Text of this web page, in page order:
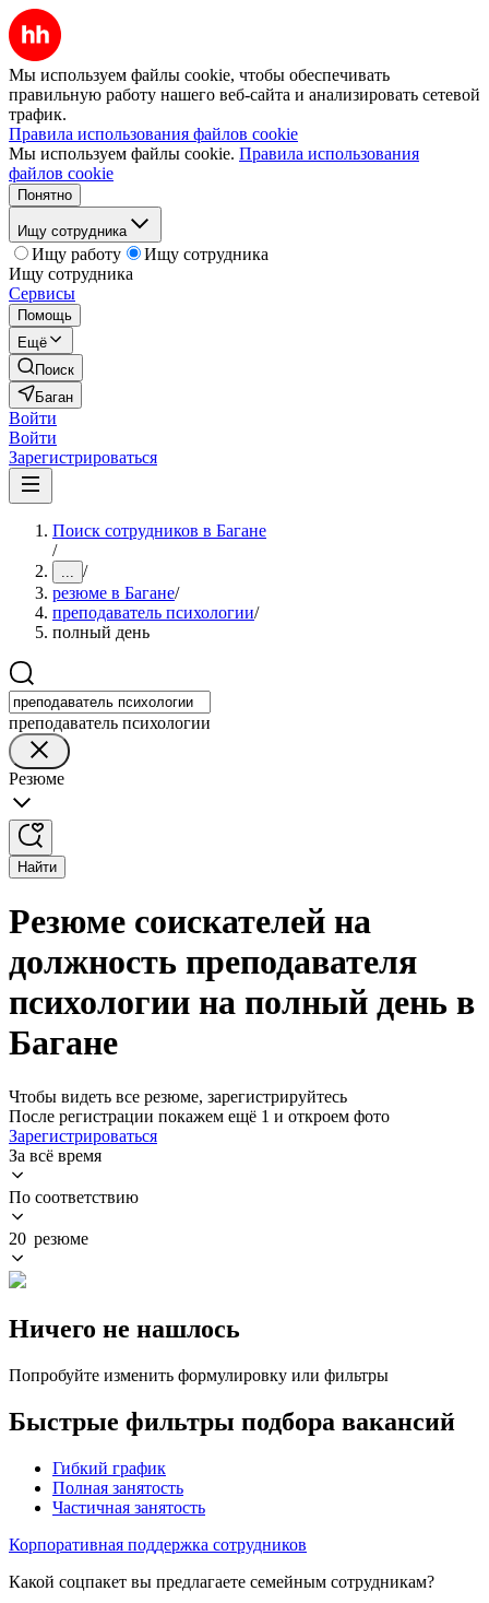
Мы используем файлы cookie, чтобы обеспечивать
правильную работу нашего веб-сайта и анализировать сетевой
трафик.
Правила использования файлов cookie
Мы используем файлы cookie. Правила использования
файлов cookie
Понятно
Ищу сотрудника
Ищу работу
Ищу сотрудника
Ищу сотрудника
Сервисы
Помощь
Ещё
Поиск
Баган
Войти
Войти
Зарегистрироваться
Поиск сотрудников в Багане
/
... /
резюме в Багане/
преподаватель психологии/
полный день
преподаватель психологии
Резюме
Найти
Резюме соискателей на
должность преподавателя
психологии на полный день в
Багане
Чтобы видеть все резюме, зарегистрируйтесь
После регистрации покажем ещё 1 и откроем фото
Зарегистрироваться
За всё время
По соответствию
20 резюме
Ничего не нашлось
Попробуйте изменить формулировку или фильтры
Быстрые фильтры подбора вакансий
Гибкий график
Полная занятость
Частичная занятость
Корпоративная поддержка сотрудников
Какой соцпакет вы предлагаете семейным сотрудникам?